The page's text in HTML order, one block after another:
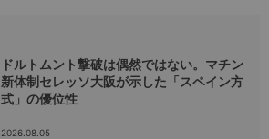
ドルトムント撃破は偶然ではない。マチン
新体制セレッソ大阪が示した「スペイン方
式」の優位性
2026.08.05